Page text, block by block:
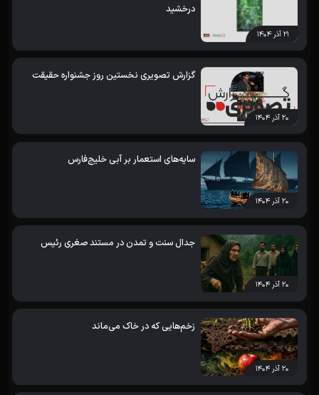
۲۱ آذر ۱۴۰۴
درخشید
۲۰ آذر ۱۴۰۴
گزارش تصویری نخستین روز جشنواره حقیقت
۲۰ آذر ۱۴۰۴
سایه‌های استعمار بر آبی خلیج‌فارس
۲۰ آذر ۱۴۰۴
جدال سنت و تمدن در مستند صغری رئیس
۲۰ آذر ۱۴۰۴
زخم‌هایی که در خاک می‌ماند